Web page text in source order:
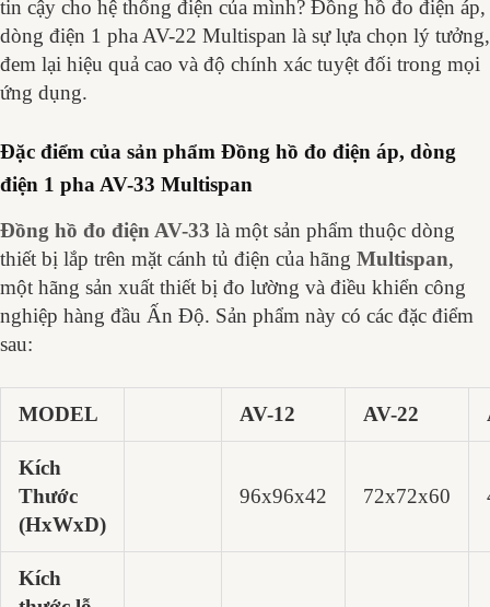
tin cậy cho hệ thống điện của mình? Đồng hồ đo điện áp,
dòng điện 1 pha AV-22 Multispan là sự lựa chọn lý tưởng,
đem lại hiệu quả cao và độ chính xác tuyệt đối trong mọi
ứng dụng.
Đặc điểm của sản phẩm Đồng hồ đo điện áp, dòng
điện 1 pha AV-33 Multispan
Đồng hồ đo điện AV-33 là một sản phẩm thuộc dòng
thiết bị lắp trên mặt cánh tủ điện của hãng Multispan,
một hãng sản xuất thiết bị đo lường và điều khiển công
nghiệp hàng đầu Ấn Độ. Sản phẩm này có các đặc điểm
sau:
MODEL AV-12 AV-22
Kích
Thước
(HxWxD)
96x96x42 72x72x60
Kích